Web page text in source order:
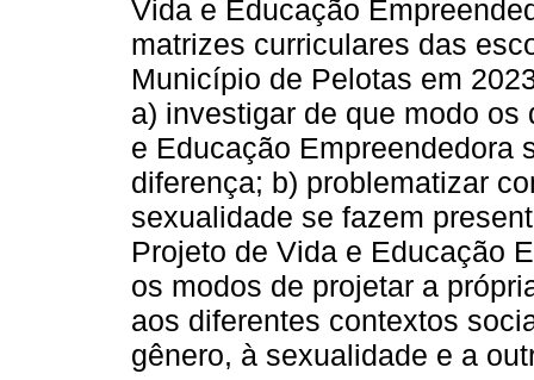
Vida e Educação
matrizes curriculares das
Município de Pelotas em
a) investigar de que modo
e Educação Empreendedora
diferença; b) problematizar
sexualidade se fazem
Projeto de Vida e Educação
os modos de projetar a
aos diferentes contextos
gênero, à sexualidade e a